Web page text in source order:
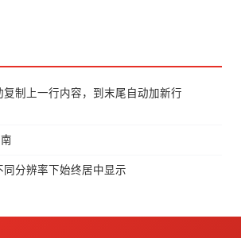
制上一行内容，到末尾自动加新行
分辨率下始终居中显示